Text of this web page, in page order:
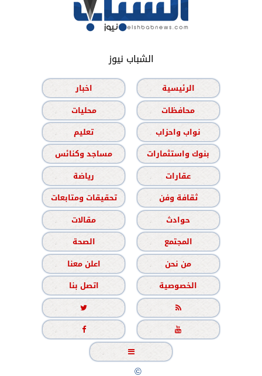
الشباب نيوز
الرئيسية
اخبار
محافظات
محليات
نواب واحزاب
تعليم
بنوك واستثمارات
مساجد وكنائس
عقارات
رياضة
ثقافة وفن
تحقيقات ومتابعات
حوادث
مقالات
المجتمع
الصحة
من نحن
اعلن معنا
الخصوصية
اتصل بنا





جميع الحقوق محفوظة©